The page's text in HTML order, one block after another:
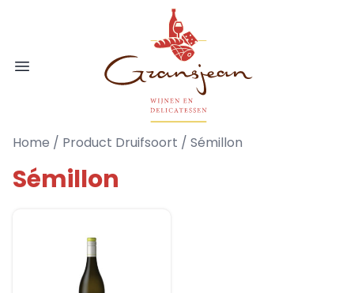
Open menu
Gransjean - Wijn - Broodjes -
Home / Product Druifsoort / Sémillon
Sémillon